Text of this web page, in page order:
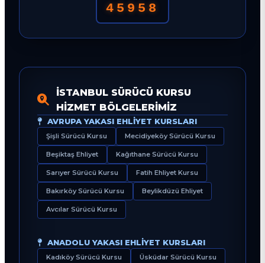
45958
İSTANBUL SÜRÜCÜ KURSU
HIZMET BÖLGELERIMIZ
AVRUPA YAKASI EHLIYET KURSLARI
Şişli Sürücü Kursu Mecidiyeköy Sürücü Kursu
Beşiktaş Ehliyet Kağıthane Sürücü Kursu
Sarıyer Sürücü Kursu Fatih Ehliyet Kursu
Bakırköy Sürücü Kursu Beylikdüzü Ehliyet
Avcılar Sürücü Kursu
ANADOLU YAKASI EHLIYET KURSLARI
Kadıköy Sürücü Kursu Üsküdar Sürücü Kursu